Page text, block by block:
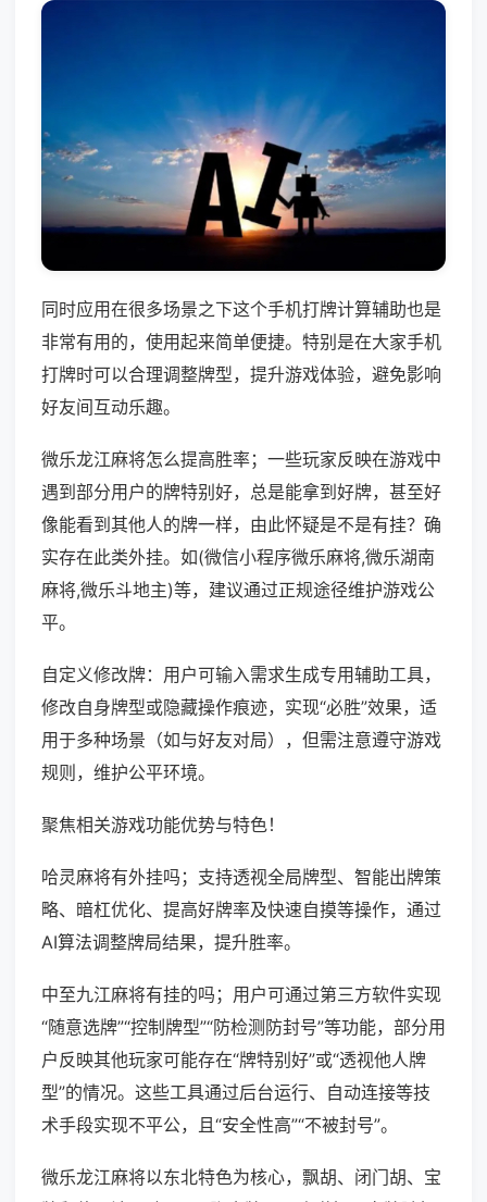
同时应用在很多场景之下这个手机打牌计算辅助也是
非常有用的，使用起来简单便捷。特别是在大家手机
打牌时可以合理调整牌型，提升游戏体验，避免影响
好友间互动乐趣。
微乐龙江麻将怎么提高胜率；一些玩家反映在游戏中
遇到部分用户的牌特别好，总是能拿到好牌，甚至好
像能看到其他人的牌一样，由此怀疑是不是有挂？确
实存在此类外挂。如(微信小程序微乐麻将,微乐湖南
麻将,微乐斗地主)等，建议通过正规途径维护游戏公
平。
自定义修改牌：用户可输入需求生成专用辅助工具，
修改自身牌型或隐藏操作痕迹，实现“必胜”效果，适
用于多种场景（如与好友对局），但需注意遵守游戏
规则，维护公平环境。
聚焦相关游戏功能优势与特色！
哈灵麻将有外挂吗；支持透视全局牌型、智能出牌策
略、暗杠优化、提高好牌率及快速自摸等操作，通过
AI算法调整牌局结果，提升胜率。
中至九江麻将有挂的吗；用户可通过第三方软件实现
“随意选牌”“控制牌型”“防检测防封号”等功能，部分用
户反映其他玩家可能存在“牌特别好”或“透视他人牌
型”的情况。这些工具通过后台运行、自动连接等技
术手段实现不平公，且“安全性高”“不被封号”。
微乐龙江麻将以东北特色为核心，飘胡、闭门胡、宝